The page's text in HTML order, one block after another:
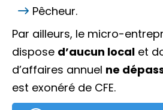
Pêcheur.
Par ailleurs, le micro-
dispose d’aucun local et
d’affaires annuel ne
est exonéré de CFE.